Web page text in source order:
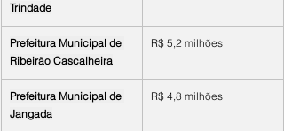
Trindade
Prefeitura Municipal de
Ribeirão Cascalheira
R$ 5,2 milhões
Prefeitura Municipal de
Jangada
R$ 4,8 milhões